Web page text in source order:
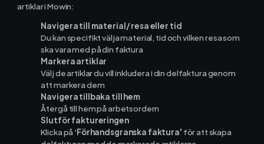
Checklistor
Kalender
Grossister
Dokument
artiklar i Mowin:
Navigera till material/ resa eller tid
Du kan specifikt välja material, tid och vilken resa som
ska vara med på din faktura
Markera artiklar
Välj de artiklar du vill inkludera i din delfaktura genom
att markera dem
Navigera tillbaka till hem
Återgå till hem på arbetsordern
Slutför faktureringen
Klicka på 'Förhandsgranska faktura' för att skapa